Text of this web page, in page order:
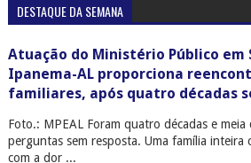
DESTAQUE DA SEMANA
Atuação do Ministério Público em
Ipanema-AL proporciona
familiares, após quatro décadas
Foto.: MPEAL Foram quatro décadas e meia
perguntas sem resposta. Uma família inteira
com a dor ...